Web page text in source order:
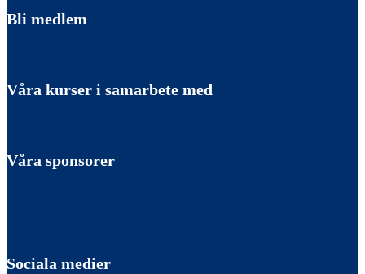
Bli medlem
Våra kurser i samarbete med
Våra sponsorer
Sociala medier